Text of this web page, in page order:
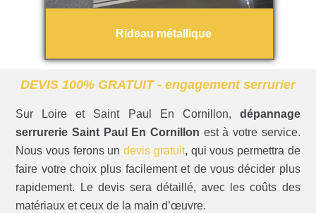
Rideau métallique
DEVIS 100% GRATUIT - engagement serrurier
Sur Loire et Saint Paul En Cornillon, dépannage
serrurerie Saint Paul En Cornillon est à votre service.
Nous vous ferons undevis gratuit, qui vous permettra de
faire votre choix plus facilement et de vous décider plus
rapidement. Le devis sera détaillé, avec les coûts des
matériaux et ceux de la main d’œuvre.